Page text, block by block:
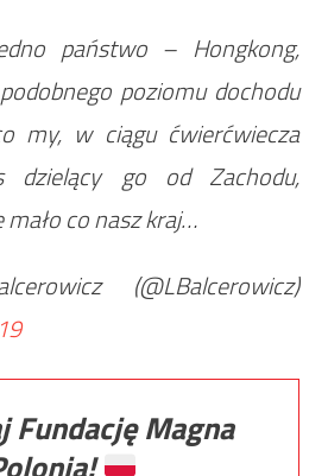
państwo – Hongkong,
poziomu dochodu
my, w ciągu ćwierćwiecza
dzielący go od Zachodu,
co nasz kraj…
(@LBalcerowicz)
Fundację Magna